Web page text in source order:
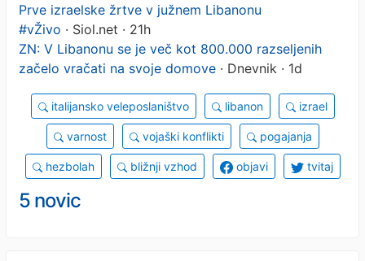
Prve izraelske žrtve v južnem Libanonu
#vŽivo · Siol.net · 21h
ZN: V Libanonu se je več kot 800.000 razseljenih
začelo vračati na svoje domove · Dnevnik · 1d
italijansko veleposlaništvo libanon izrael
varnost vojaški konflikti pogajanja
hezbolah bližnji vzhod objavi tvitaj
5 novic